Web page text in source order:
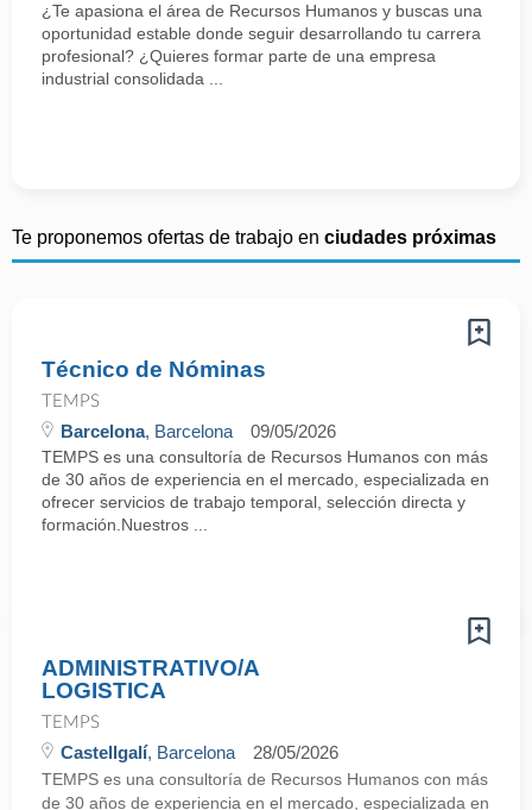
¿Te apasiona el área de Recursos Humanos y buscas una
oportunidad estable donde seguir desarrollando tu carrera
profesional? ¿Quieres formar parte de una empresa
industrial consolidada ...
Te proponemos ofertas de trabajo en ciudades próximas
Técnico de Nóminas
TEMPS
Barcelona, Barcelona 09/05/2026
TEMPS es una consultoría de Recursos Humanos con más
de 30 años de experiencia en el mercado, especializada en
ofrecer servicios de trabajo temporal, selección directa y
formación.Nuestros ...
ADMINISTRATIVO/A
LOGISTICA
TEMPS
Castellgalí, Barcelona 28/05/2026
TEMPS es una consultoría de Recursos Humanos con más
de 30 años de experiencia en el mercado, especializada en